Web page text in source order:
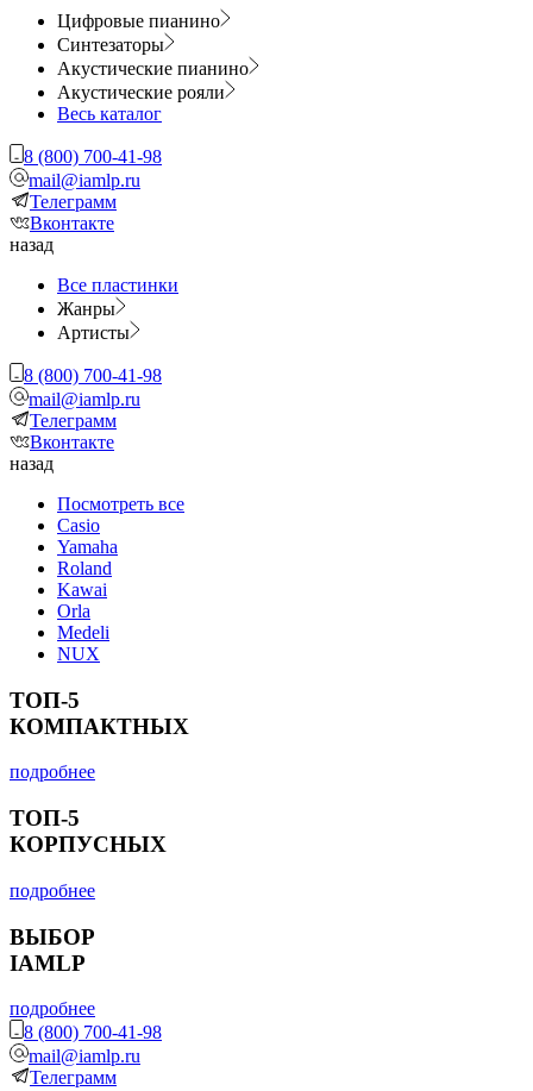
Цифровые пианино
Синтезаторы
Акустические пианино
Акустические рояли
Весь каталог
8 (800) 700-41-98
mail@iamlp.ru
Телеграмм
Вконтакте
назад
Все пластинки
Жанры
Артисты
8 (800) 700-41-98
mail@iamlp.ru
Телеграмм
Вконтакте
назад
Посмотреть все
Casio
Yamaha
Roland
Kawai
Orla
Medeli
NUX
ТОП-5
КОМПАКТНЫХ
подробнее
ТОП-5
КОРПУСНЫХ
подробнее
ВЫБОР
IAMLP
подробнее
8 (800) 700-41-98
mail@iamlp.ru
Телеграмм